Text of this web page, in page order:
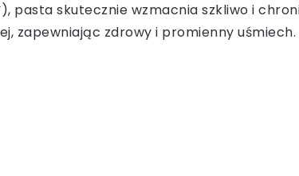
pasta skutecznie wzmacnia szkliwo i
zapewniając zdrowy i promienny uśmiech.